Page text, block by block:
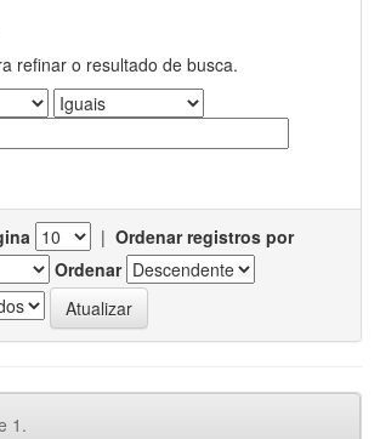
refinar o resultado de busca.
| Ordenar registros por
Ordenar
1.